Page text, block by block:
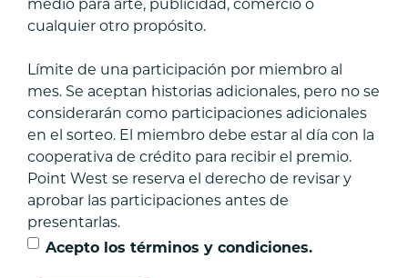
Union
el
permiso
para
usar,
reutilizar,
publicar
y
republicar
historias,
medio para arte, publicidad, comercio o
cualquier otro propósito.
Límite de una participación por miembro al
mes. Se aceptan historias adicionales, pero no se
considerarán como participaciones adicionales
en el sorteo. El miembro debe estar al día con la
cooperativa de crédito para recibir el premio.
Point West se reserva el derecho de revisar y
aprobar las participaciones antes de
presentarlas.
Acepto los términos y condiciones.